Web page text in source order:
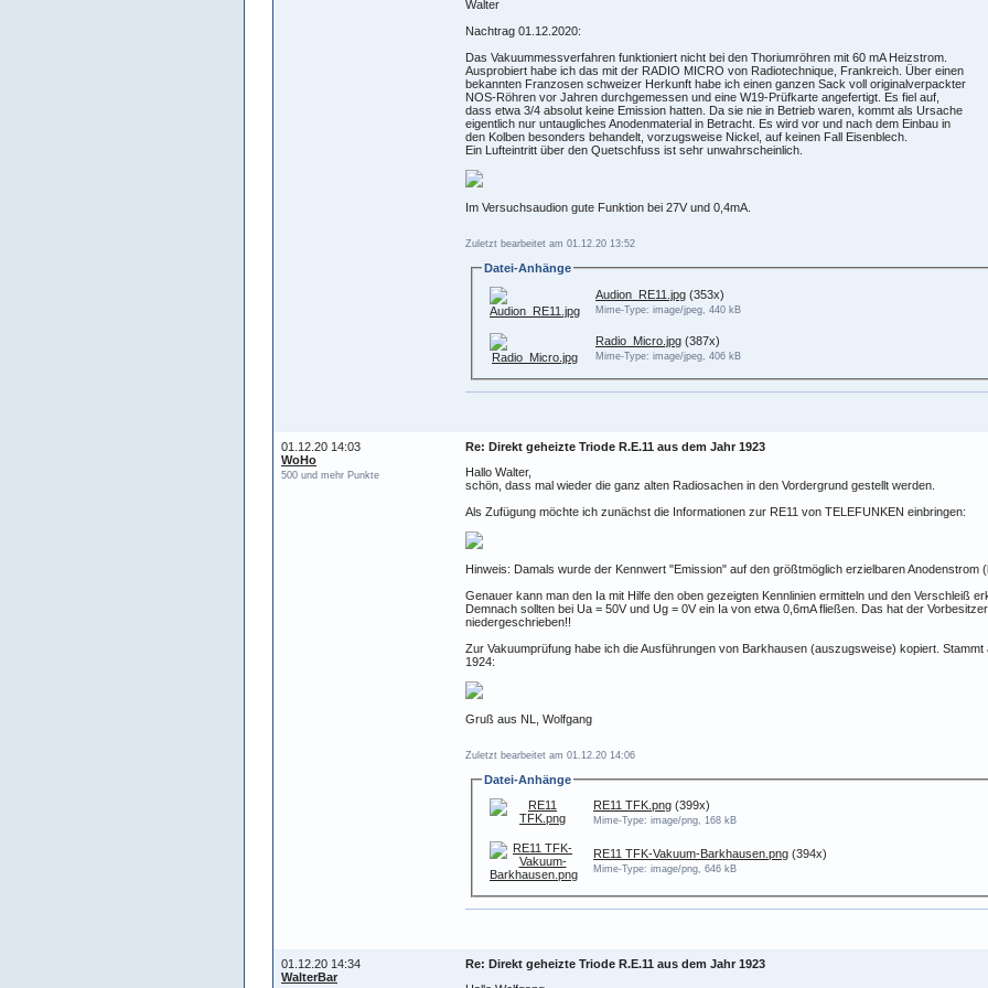
Walter
Nachtrag 01.12.2020:
Das Vakuummessverfahren funktioniert nicht bei den Thoriumröhren mit 60 mA Heizstrom.
Ausprobiert habe ich das mit der RADIO MICRO von Radiotechnique, Frankreich. Über einen
bekannten Franzosen schweizer Herkunft habe ich einen ganzen Sack voll originalverpackter
NOS-Röhren vor Jahren durchgemessen und eine W19-Prüfkarte angefertigt. Es fiel auf,
dass etwa 3/4 absolut keine Emission hatten. Da sie nie in Betrieb waren, kommt als Ursache
eigentlich nur untaugliches Anodenmaterial in Betracht. Es wird vor und nach dem Einbau in
den Kolben besonders behandelt, vorzugsweise Nickel, auf keinen Fall Eisenblech.
Ein Lufteintritt über den Quetschfuss ist sehr unwahrscheinlich.
Im Versuchsaudion gute Funktion bei 27V und 0,4mA.
Zuletzt bearbeitet am 01.12.20 13:52
Datei-Anhänge
Audion_RE11.jpg (353x)
Mime-Type: image/jpeg, 440 kB
Radio_Micro.jpg (387x)
Mime-Type: image/jpeg, 406 kB
01.12.20 14:03
WoHo
500 und mehr Punkte
Re: Direkt geheizte Triode R.E.11 aus dem Jahr 1923
Hallo Walter,
schön, dass mal wieder die ganz alten Radiosachen in den Vordergrund gestellt werden.
Als Zufügung möchte ich zunächst die Informationen zur RE11 von TELEFUNKEN einbringen:
Hinweis: Damals wurde der Kennwert "Emission" auf den größtmöglich erzielbaren Anodenstrom
Genauer kann man den Ia mit Hilfe den oben gezeigten Kennlinien ermitteln und den Verschleiß
Demnach sollten bei Ua = 50V und Ug = 0V ein Ia von etwa 0,6mA fließen. Das hat der
niedergeschrieben!!
Zur Vakuumprüfung habe ich die Ausführungen von Barkhausen (auszugsweise) kopiert. Stammt
1924:
Gruß aus NL, Wolfgang
Zuletzt bearbeitet am 01.12.20 14:06
Datei-Anhänge
RE11 TFK.png (399x)
Mime-Type: image/png, 168 kB
RE11 TFK-Vakuum-Barkhausen.png (394x)
Mime-Type: image/png, 646 kB
01.12.20 14:34
WalterBar
Re: Direkt geheizte Triode R.E.11 aus dem Jahr 1923